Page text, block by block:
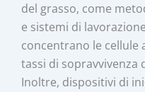
del grasso, come
e sistemi di
concentrano le cellule
tassi di
Inoltre, dispositivi di